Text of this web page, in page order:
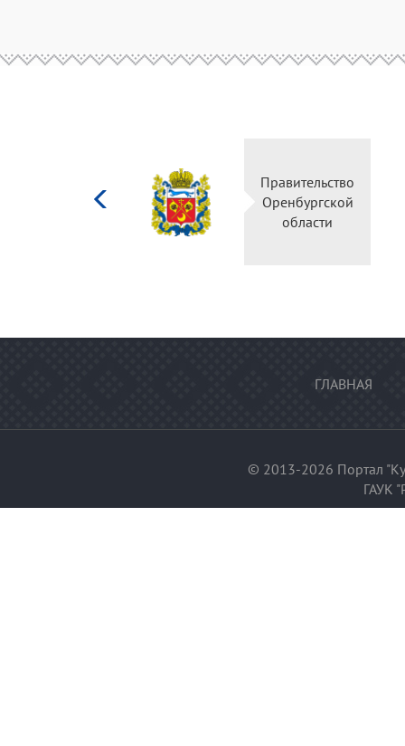
Министерство
культуры
Российской
федерации
ГЛАВНАЯ
© 2013-2026 Портал
ГАУК